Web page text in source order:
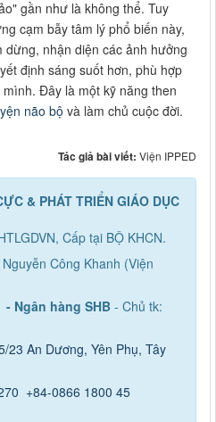
gần như là không thể. Tuy
cạm bẫy tâm lý phổ biến này,
nhận diện các ảnh hưởng
định sáng suốt hơn, phù hợp
Đây là một kỹ năng then
não bộ và làm chủ cuộc đời.
Tác giả bài viết: Viện IPPED
& PHÁT TRIỂN GIÁO DỤC
Cấp tại BỘ KHCN.
Công Khanh (Viện
- Ngân hàng SHB - Chủ tk:
23 An Dương, Yên Phụ, Tây
+84-0866 1800 45